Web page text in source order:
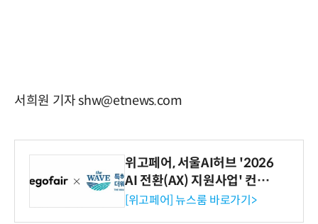
서희원 기자 shw@etnews.com
위고페어, 서울AI허브 '2026
AI 전환(AX) 지원사업' 컨소
시엄 선정
[위고페어] 뉴스룸 바로가기>